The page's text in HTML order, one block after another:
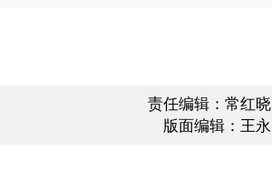
责任编辑：常红晓
版面编辑：王永